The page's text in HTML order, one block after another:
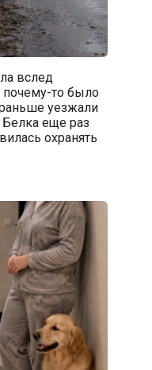
вслед
то было
уезжали
Белка еще раз
охранять